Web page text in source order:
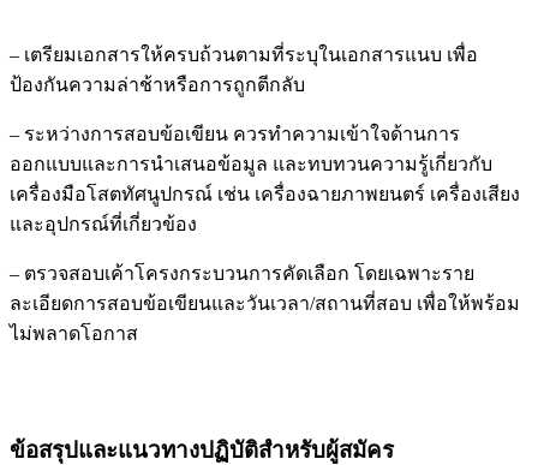
– เตรียมเอกสารให้ครบถ้วนตามที่ระบุในเอกสารแนบ เพื่อ
ป้องกันความล่าช้าหรือการถูกตีกลับ
– ระหว่างการสอบข้อเขียน ควรทำความเข้าใจด้านการ
ออกแบบและการนำเสนอข้อมูล และทบทวนความรู้เกี่ยวกับ
เครื่องมือโสตทัศนูปกรณ์ เช่น เครื่องฉายภาพยนตร์ เครื่องเสียง
และอุปกรณ์ที่เกี่ยวข้อง
– ตรวจสอบเค้าโครงกระบวนการคัดเลือก โดยเฉพาะราย
ละเอียดการสอบข้อเขียนและวันเวลา/สถานที่สอบ เพื่อให้พร้อม
ไม่พลาดโอกาส
ข้อสรุปและแนวทางปฏิบัติสำหรับผู้สมัคร